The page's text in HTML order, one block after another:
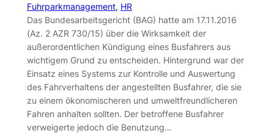
Fuhrparkmanagement, HR
Das Bundesarbeitsgericht (BAG) hatte am 17.11.2016
(Az. 2 AZR 730/15) über die Wirksamkeit der
außerordentlichen Kündigung eines Busfahrers aus
wichtigem Grund zu entscheiden. Hintergrund war der
Einsatz eines Systems zur Kontrolle und Auswertung
des Fahrverhaltens der angestellten Busfahrer, die sie
zu einem ökonomischeren und umweltfreundlicheren
Fahren anhalten sollten. Der betroffene Busfahrer
verweigerte jedoch die Benutzung…